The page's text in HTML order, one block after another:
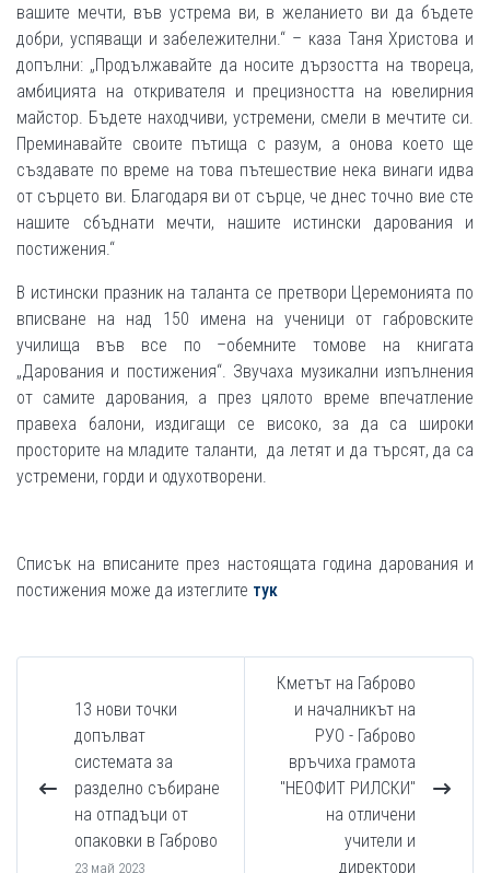
вашите мечти, във устрема ви, в желанието ви да бъдете
добри, успяващи и забележителни.“ – каза Таня Христова и
допълни: „Продължавайте да носите дързостта на твореца,
амбицията на откривателя и прецизността на ювелирния
майстор. Бъдете находчиви, устремени, смели в мечтите си.
Преминавайте своите пътища с разум, а онова което ще
създавате по време на това пътешествие нека винаги идва
от сърцето ви. Благодаря ви от сърце, че днес точно вие сте
нашите сбъднати мечти, нашите истински дарования и
постижения.“
В истински празник на таланта се претвори Церемонията по
вписване на над 150 имена на ученици от габровските
училища във все по –обемните томове на книгата
„Дарования и постижения“. Звучаха музикални изпълнения
от самите дарования, а през цялото време впечатление
правеха балони, издигащи се високо, за да са широки
просторите на младите таланти, да летят и да търсят, да са
устремени, горди и одухотворени.
Списък на вписаните през настоящата година дарования и
постижения може да изтеглите тук
13 нови точки
допълват
системата за
разделно събиране
на отпадъци от
опаковки в Габрово
23 май 2023
Кметът на Габрово
и началникът на
РУО - Габрово
връчиха грамота
"НЕОФИТ РИЛСКИ"
на отличени
учители и
директори